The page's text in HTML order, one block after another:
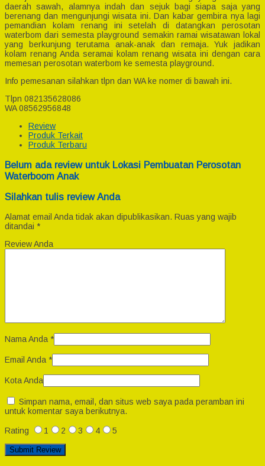
daerah sawah, alamnya indah dan sejuk bagi siapa saja yang
berenang dan mengunjungi wisata ini. Dan kabar gembira nya lagi
pemandian kolam renang ini setelah di datangkan perosotan
waterbom dari semesta playground semakin ramai wisatawan lokal
yang berkunjung terutama anak-anak dan remaja. Yuk jadikan
kolam renang Anda seramai kolam renang wisata ini dengan cara
memesan perosotan waterbom ke semesta playground.
Info pemesanan silahkan tlpn dan WA ke nomer di bawah ini.
Tlpn 082135628086
WA 08562956848
Review
Produk Terkait
Produk Terbaru
Belum ada review untuk Lokasi Pembuatan Perosotan
Waterboom Anak
Silahkan tulis review Anda
Alamat email Anda tidak akan dipublikasikan. Ruas yang wajib
ditandai *
Review Anda
Nama Anda *
Email Anda *
Kota Anda
Simpan nama, email, dan situs web saya pada peramban ini
untuk komentar saya berikutnya.
Rating 1 2 3 4 5